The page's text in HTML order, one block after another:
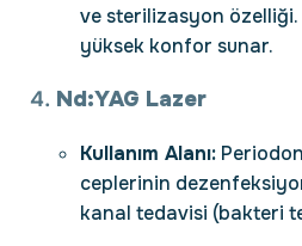
ve sterilizasyon
yüksek konfor sunar.
Nd:YAG Lazer
Kullanım Alanı:
ceplerinin
kanal tedavisi (bakteri